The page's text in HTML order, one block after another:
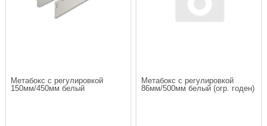
Метабокс с регулировкой
Метабокс с регулировкой